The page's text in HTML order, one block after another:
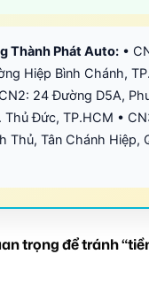
Thành Phát Auto: •
Hiệp Bình Chánh,
24 Đường D5A,
Thủ Đức, TP.HCM •
Thủ, Tân Chánh Hiệp,
trọng để tránh